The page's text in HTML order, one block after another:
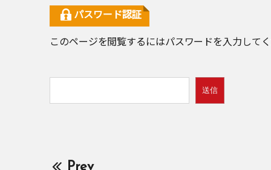
パスワード認証
このページを閲覧するにはパスワードを入力してく